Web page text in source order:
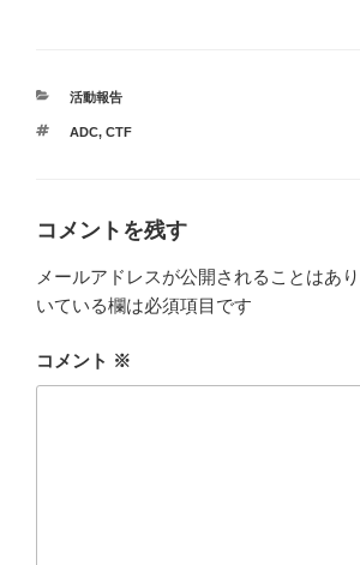
カ
ゴ
活動報告
タ
ADC, CTF
コメントを残す
メールアドレスが公開されることはあり
いている欄は必須項目です
コメント ※